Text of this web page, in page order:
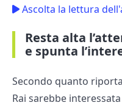
Ascolta la lettura
Resta alta
e spunta
Secondo quanto
Rai sarebbe